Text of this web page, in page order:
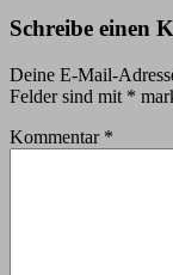
Schreibe einen
Deine E-Mail-
Felder sind mit *
Kommentar *